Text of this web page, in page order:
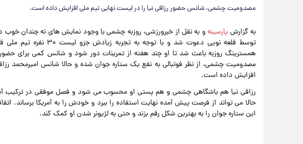
مصدومیت چشمی، شانس حضور رزاقی نیا را در لیست نهایی تیم ملی افزایش داده است.
به گزارش پارسینهو به نقل از خبرورزشی، روزبه چشمی با وجود نمایش های نه چندان خوب
توسط قلعه نویی دعوت شد و با
همسترینگ روزبه باعث شد تا او چند هفته از تمرینات دور شود و شانس کمی برای حضور
مصدومیت چشمی، از نظر فوتبالی به نفع یک ستاره جوان شده و حالا شانس امیرمحمد
افزایش داده است.
رزاقی نیا هم باشگاهی چشمی و هم پستی او محسوب می شود و فصل موفقی در ترکیب
حالا می تواند از فرصت پیش آمده نهایت استفاده را ببرد و خودش را به آمریکا برساند.
این ستاره جوان را به بهترین شکل رقم بزند و حتی به لژیونر شدن او کمک کند.